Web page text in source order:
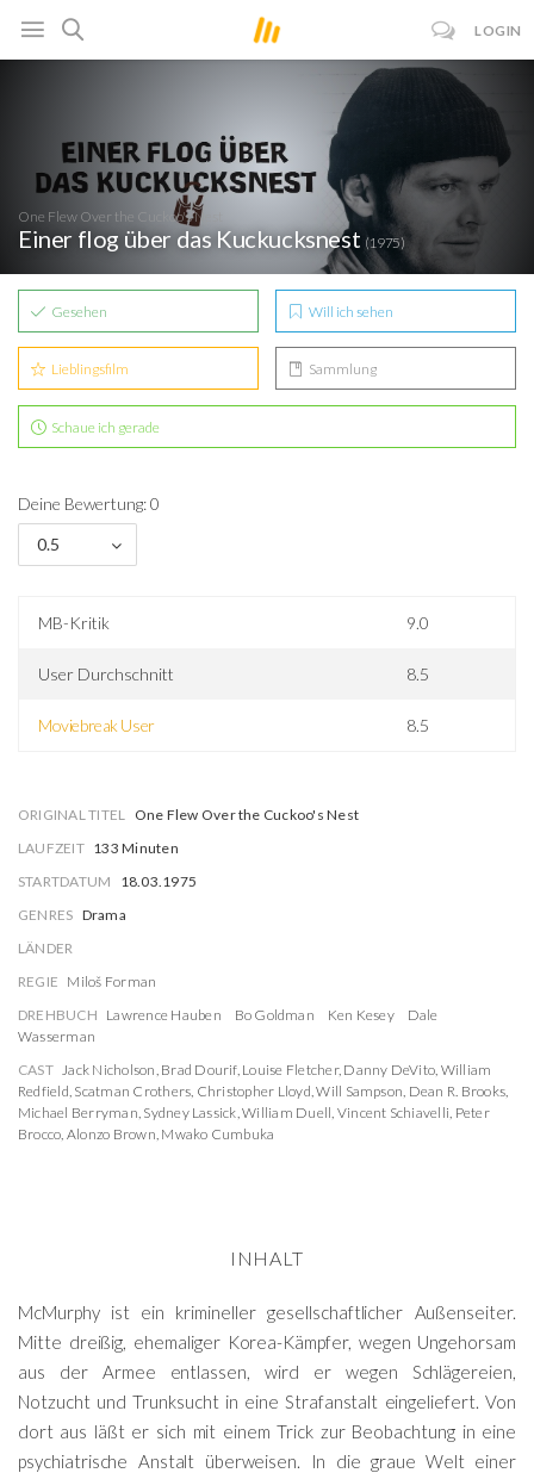
LOGIN
One Flew Over the Cuckoo's Nest
Einer flog über das Kuckucksnest (1975)
Gesehen Will ich sehen
Lieblingsfilm Sammlung
Schaue ich gerade
Deine Bewertung: 0
0.5
MB-Kritik 9.0
User Durchschnitt 8.5
Moviebreak User 8.5
ORIGINAL TITEL One Flew Over the Cuckoo's Nest
LAUFZEIT 133 Minuten
STARTDATUM
18.03.1975
GENRES Drama
LÄNDER
REGIE Miloš Forman
DREHBUCH Lawrence Hauben Bo Goldman Ken Kesey
Dale
Wasserman
CAST Jack Nicholson, Brad Dourif, Louise Fletcher, Danny DeVito, William
Redfield, Scatman Crothers, Christopher Lloyd,Will Sampson, Dean R. Brooks,
Michael Berryman, Sydney Lassick,William Duell, Vincent Schiavelli, Peter
Brocco, Alonzo Brown, Mwako Cumbuka
INHALT
McMurphy ist ein krimineller gesellschaftlicher Außenseiter.
Mitte dreißig, ehemaliger Korea-Kämpfer, wegen Ungehorsam
aus der Armee entlassen, wird er wegen Schlägereien,
Notzucht und Trunksucht in eine Strafanstalt eingeliefert. Von
dort aus läßt er sich mit einem Trick zur Beobachtung in eine
psychiatrische Anstalt überweisen. In die graue Welt einer